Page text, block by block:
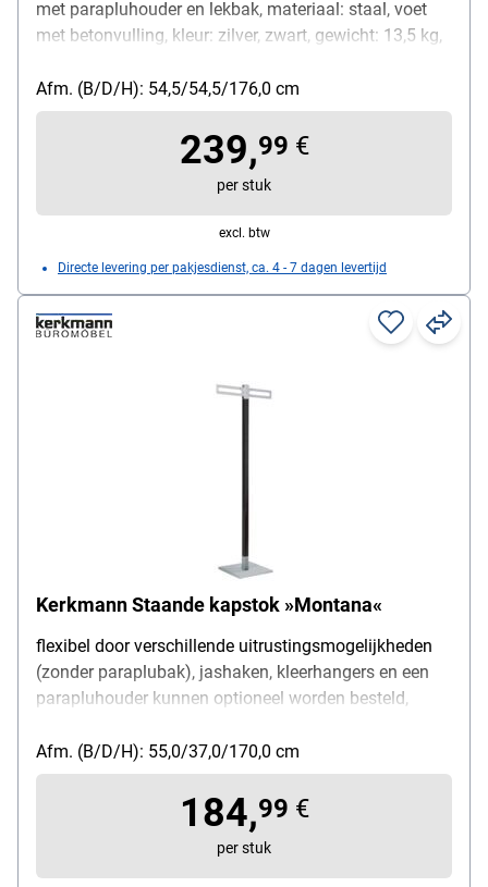
met parapluhouder en lekbak, materiaal: staal, voet
met betonvulling, kleur: zilver, zwart, gewicht: 13,5 kg,
Afm. (B/D/H): 54,5/54,5/176,0 cm
239,99 €
per stuk
excl. btw
Directe levering per pakjesdienst, ca. 4 - 7 dagen levertijd
Kerkmann Staande kapstok »Montana«
flexibel door verschillende uitrustingsmogelijkheden
(zonder paraplubak), jashaken, kleerhangers en een
parapluhouder kunnen optioneel worden besteld,
zwart, gewicht: 11,9 kg, afmetingen (B/D/H):
55/37/170 cm
Afm. (B/D/H): 55,0/37,0/170,0 cm
184,99 €
per stuk